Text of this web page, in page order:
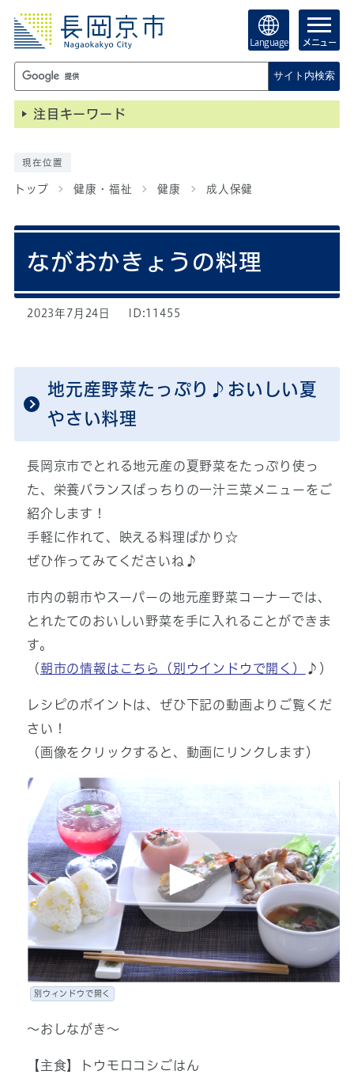
Language メニュー
サイト内検索
注目キーワード
現在位置
トップ 健康・福祉 健康 成人保健
ながおかきょうの料理
2023年7月24日 ID:11455
地元産野菜たっぷり♪おいしい夏
やさい料理
長岡京市でとれる地元産の夏野菜をたっぷり使っ
た、栄養バランスばっちりの一汁三菜メニューをご
紹介します！
手軽に作れて、映える料理ばかり☆
ぜひ作ってみてくださいね♪
市内の朝市やスーパーの地元産野菜コーナーでは、
とれたてのおいしい野菜を手に入れることができま
す。
（ 朝市の情報はこちら （別ウインドウで開く） ♪）
レシピのポイントは、ぜひ下記の動画よりご覧くだ
さい！
（画像をクリックすると、動画にリンクします）
別ウィンドウで開く
～おしながき～
【主食】トウモロコシごはん